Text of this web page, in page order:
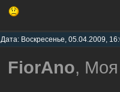
Дата: Воскресенье, 05.04.2009,
FiorAno, Моя